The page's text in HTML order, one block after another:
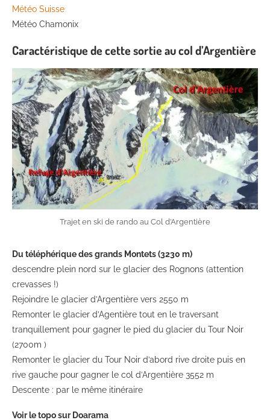
Météo Suisse
Météo Chamonix
Caractéristique de cette sortie au col d’Argentière
Trajet en ski de rando au Col d’Argentière
Du téléphérique des grands Montets (3230 m)
descendre plein nord sur le glacier des Rognons (attention
crevasses !)
Rejoindre le glacier d’Argentière vers 2550 m
Remonter le glacier d’Agentière tout en le traversant
tranquillement pour gagner le pied du glacier du Tour Noir
(2700m )
Remonter le glacier du Tour Noir d’abord rive droite puis en
rive gauche pour gagner le col d’Argentière 3552 m
Descente : par le même itinéraire
Voir le topo sur Doarama